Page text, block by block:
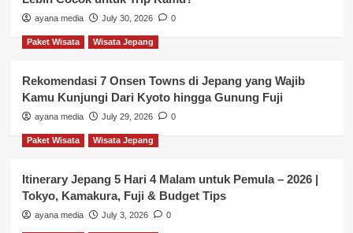
ayana media July 30, 2026 0
Paket Wisata Wisata Jepang
Rekomendasi 7 Onsen Towns di Jepang yang Wajib
Kamu Kunjungi Dari Kyoto hingga Gunung Fuji
ayana media July 29, 2026 0
Paket Wisata Wisata Jepang
Itinerary Jepang 5 Hari 4 Malam untuk Pemula – 2026 |
Tokyo, Kamakura, Fuji & Budget Tips
ayana media July 3, 2026 0